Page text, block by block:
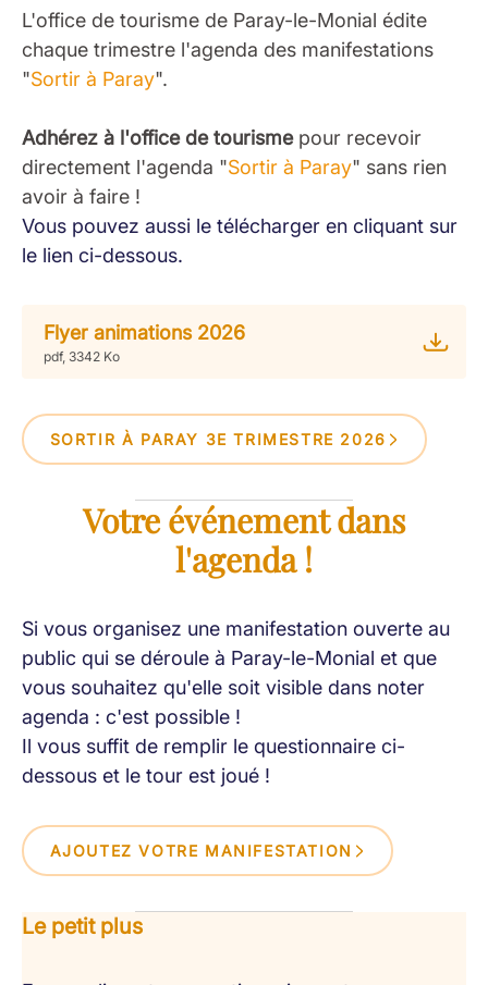
L'office de tourisme de Paray-le-Monial édite
chaque trimestre l'agenda des manifestations
"Sortir à Paray".
Adhérez à l'office de tourismepour recevoir
directement l'agenda "Sortir à Paray" sans rien
avoir à faire !
Vous pouvez aussi le télécharger en cliquant sur
le lien ci-dessous.
Flyer animations 2026
pdf, 3342 Ko
SORTIR À PARAY 3E TRIMESTRE 2026
Votre événement dans
l'agenda !
Si vous organisez une manifestation ouverte au
public qui se déroule à Paray-le-Monial et que
vous souhaitez qu'elle soit visible dans noter
agenda : c'est possible !
Il vous suffit de remplir le questionnaire ci-
dessous et le tour est joué !
AJOUTEZ VOTRE MANIFESTATION
Le petit plus